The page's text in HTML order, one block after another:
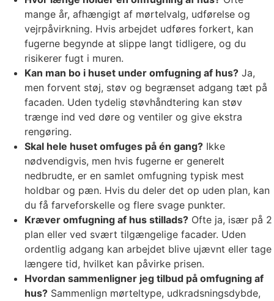
mange år, afhængigt af mørtelvalg, udførelse og
vejrpåvirkning. Hvis arbejdet udføres forkert, kan
fugerne begynde at slippe langt tidligere, og du
risikerer fugt i muren.
Kan man bo i huset under omfugning af hus? Ja,
men forvent støj, støv og begrænset adgang tæt på
facaden. Uden tydelig støvhåndtering kan støv
trænge ind ved døre og ventiler og give ekstra
rengøring.
Skal hele huset omfuges på én gang? Ikke
nødvendigvis, men hvis fugerne er generelt
nedbrudte, er en samlet omfugning typisk mest
holdbar og pæn. Hvis du deler det op uden plan, kan
du få farveforskelle og flere svage punkter.
Kræver omfugning af hus stillads? Ofte ja, især på 2
plan eller ved svært tilgængelige facader. Uden
ordentlig adgang kan arbejdet blive ujævnt eller tage
længere tid, hvilket kan påvirke prisen.
Hvordan sammenligner jeg tilbud på omfugning af
hus? Sammenlign mørteltype, udkradsningsdybde,